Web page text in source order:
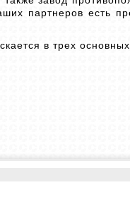
партнеров есть
в трех основных